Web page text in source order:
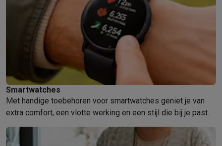
Smartwatches
Met handige toebehoren voor smartwatches geniet je van
extra comfort, een vlotte werking en een stijl die bij je past.